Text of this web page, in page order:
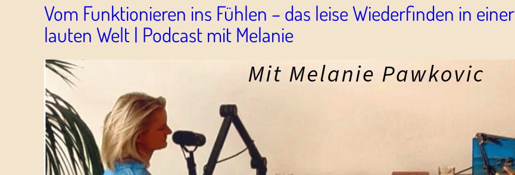
Vom Funktionieren ins Fühlen – das leise Wiederfinden in einer
lauten Welt | Podcast mit Melanie